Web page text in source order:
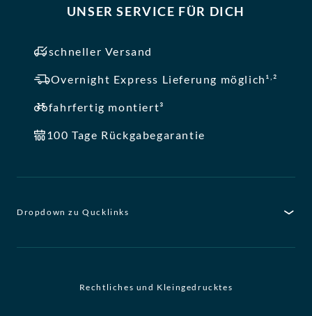
UNSER SERVICE FÜR DICH
schneller Versand
Overnight Express Lieferung möglich¹,²
fahrfertig montiert³
100 Tage Rückgabegarantie
Dropdown zu Qucklinks
Rechtliches und Kleingedrucktes